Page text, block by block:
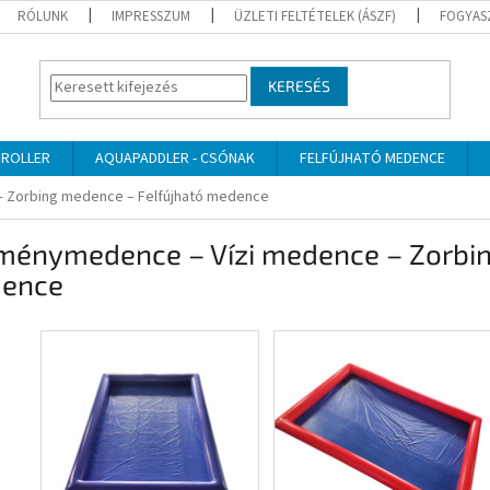
RÓLUNK IMPRESSZUM ÜZLETI FELTÉTELEK (ÁSZF)
KERESÉS
AQUAPADDLER - CSÓNAK FELFÚJHATÓ MEDENCE
Zorbing medence – Felfújható medence
– Vízi medence –